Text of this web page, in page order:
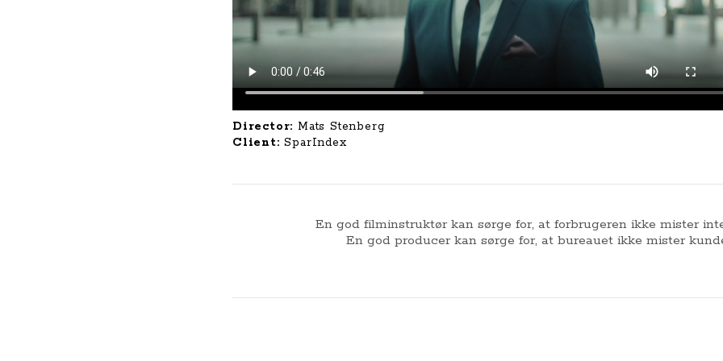
Director: Mats Stenberg
Client:SparIndex
En god filminstruktør kan sørge for, at forbrugeren ikke mister
En god producer kan sørge for, at bureauet ikke mister